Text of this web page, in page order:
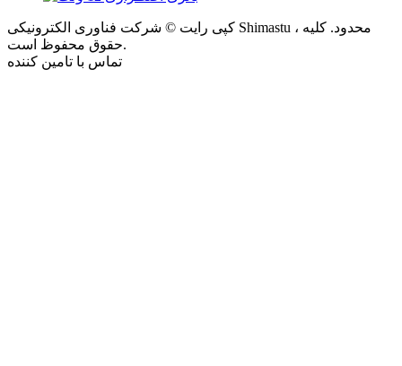
کپی رایت © شرکت فناوری الکترونیکی Shimastu ، محدود. کلیه
حقوق محفوظ است.
تماس با تامین کننده